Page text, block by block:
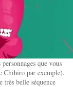
que vous
Chihiro par exemple).
très belle séquence